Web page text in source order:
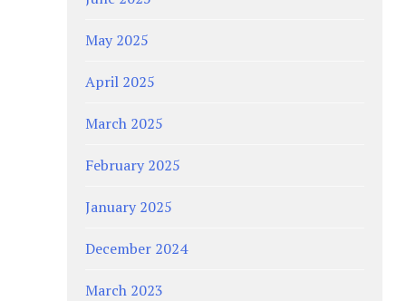
May 2025
April 2025
March 2025
February 2025
January 2025
December 2024
March 2023